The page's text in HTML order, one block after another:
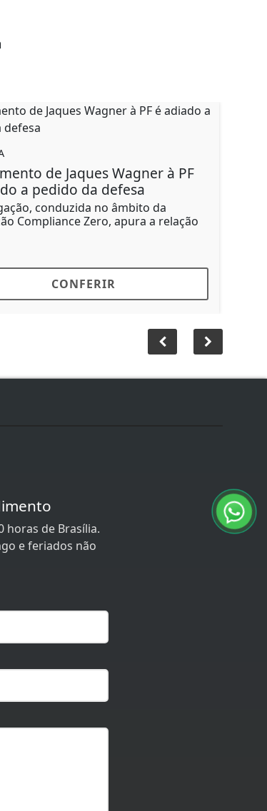
de Jaques Wagner à PF
a pedido da defesa
conduzida no âmbito da
Compliance Zero, apura a relação
CONFERIR
horas de Brasília.
e feriados não